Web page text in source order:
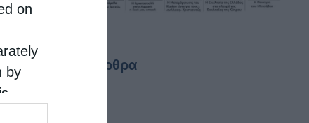
on
by
Τελευταία άρθρα